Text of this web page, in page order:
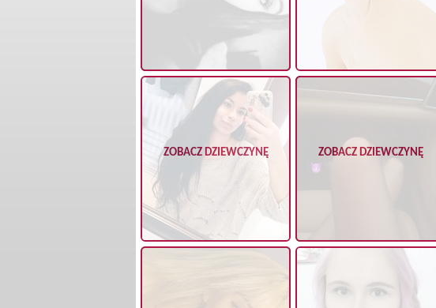
ZOBACZ DZIEWCZYNĘ ZOBACZ DZIEWCZYNĘ